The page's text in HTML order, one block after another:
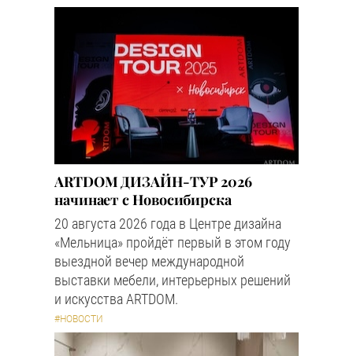
ARTDOM ДИЗАЙН-ТУР 2026
начинает с Новосибирска
20 августа 2026 года в Центре дизайна
«Мельница» пройдёт первый в этом году
выездной вечер международной
выставки мебели, интерьерных решений
и искусства ARTDOM.
#НОВОСТИ